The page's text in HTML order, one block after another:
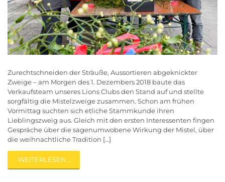
Zurechtschneiden der Sträuße, Aussortieren abgeknickter
Zweige – am Morgen des 1. Dezembers 2018 baute das
Verkaufsteam unseres Lions Clubs den Stand auf und stellte
sorgfältig die Mistelzweige zusammen. Schon am frühen
Vormittag suchten sich etliche Stammkunde ihren
Lieblingszweig aus. Gleich mit den ersten Interessenten fingen
Gespräche über die sagenumwobene Wirkung der Mistel, über
die weihnachtliche Tradition […]
WEITERLESEN…